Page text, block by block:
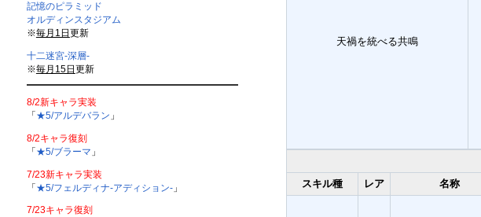
記憶のピラミッド
オルディンスタジアム
※毎月1日 更新
十二迷宮-深層-
※毎月15日更新
8/2新キャラ実装
「 ★5/アルデバラン 」
8/2キャラ復刻
「★5/ブラーマ 」
7/23新キャラ実装
「★5/フェルディナ-アディション-」
7/23キャラ復刻
天禍を統べる共鳴
スキル種
レア 名称